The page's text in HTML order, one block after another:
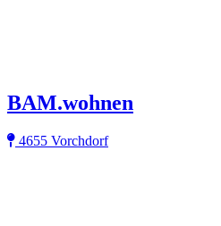
BAM.wohnen
4655 Vorchdorf